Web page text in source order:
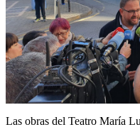
Las obras del Teatro María